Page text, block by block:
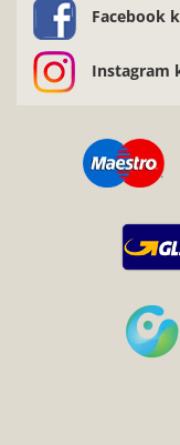
Iratkozz
Hozzájárulok